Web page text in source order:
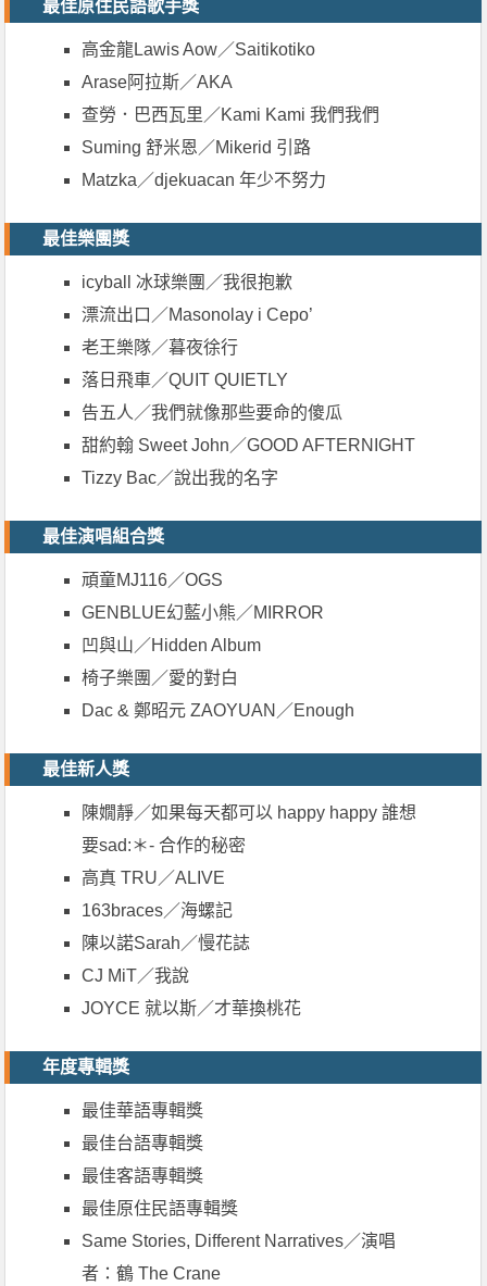
最佳原住民語歌手獎
高金龍Lawis Aow／Saitikotiko
Arase阿拉斯／AKA
查勞．巴西瓦里／Kami Kami 我們我們
Suming 舒米恩／Mikerid 引路
Matzka／djekuacan 年少不努力
最佳樂團獎
icyball 冰球樂團／我很抱歉
漂流出口／Masonolay i Cepo’
老王樂隊／暮夜徐行
落日飛車／QUIT QUIETLY
告五人／我們就像那些要命的傻瓜
甜約翰 Sweet John／GOOD AFTERNIGHT
Tizzy Bac／說出我的名字
最佳演唱組合獎
頑童MJ116／OGS
GENBLUE幻藍小熊／MIRROR
凹與山／Hidden Album
椅子樂團／愛的對白
Dac & 鄭昭元 ZAOYUAN／Enough
最佳新人獎
陳嫺靜／如果每天都可以 happy happy 誰想
要sad:＊- 合作的秘密
高真 TRU／ALIVE
163braces／海螺記
陳以諾Sarah／慢花誌
CJ MiT／我說
JOYCE 就以斯／才華換桃花
年度專輯獎
最佳華語專輯獎
最佳台語專輯獎
最佳客語專輯獎
最佳原住民語專輯獎
Same Stories, Different Narratives／演唱
者：鶴 The Crane